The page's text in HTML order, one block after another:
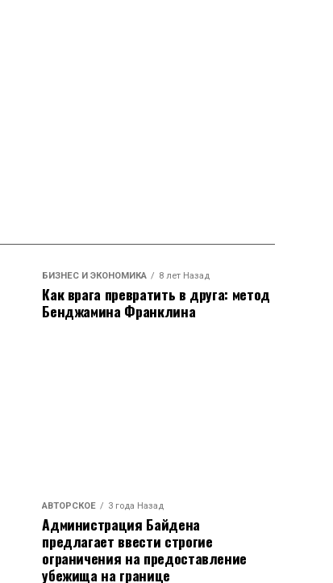
БИЗНЕС И ЭКОНОМИКА 8 лет Назад
Как врага превратить в друга: метод
Бенджамина Франклина
АВТОРСКОЕ 3 года Назад
Администрация Байдена
предлагает ввести строгие
ограничения на предоставление
убежища на границе